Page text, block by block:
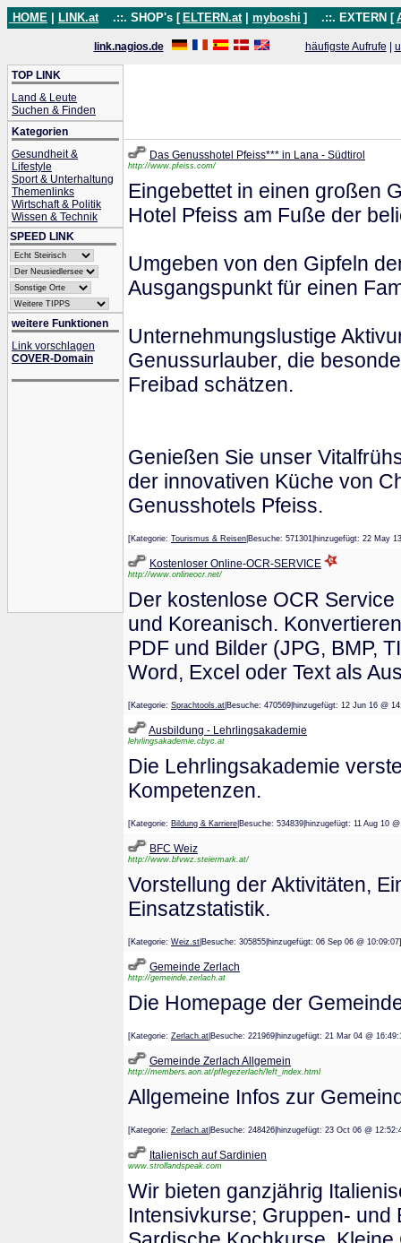
HOME LINK.at .::. SHOP's [ ELTERN.at myboshi ] .::. EXTERN [
link.nagios.de häufigste Aufrufe
TOP LINK
Land & Leute
Suchen & Finden
Kategorien
Gesundheit &
Lifestyle
Sport & Unterhaltung
Themenlinks
Wirtschaft & Politik
Wissen & Technik
SPEED LINK
weitere Funktionen
Link vorschlagen
COVER-Domain
Das Genusshotel Pfeiss*** in Lana - Südtirol
http://www.pfeiss.com/
Eingebettet in einen großen
Hotel Pfeiss am Fuße der
Umgeben von den Gipfeln
Ausgangspunkt für einen
Unternehmungslustige
Genussurlauber, die
Freibad schätzen.
Genießen Sie unser
der innovativen Küche von
Genusshotels Pfeiss.
[Kategorie: Tourismus & Reisen |Besuche: 571301|hinzugefügt: 22
Kostenloser Online-OCR-SERVICE
http://www.onlineocr.net/
Der kostenlose OCR
und Koreanisch.
PDF und Bilder (JPG, BMP,
Word, Excel oder Text als
[Kategorie: Sprachtools.at |Besuche: 470569|hinzugefügt: 12 Jun
Ausbildung - Lehrlingsakademie
lehrlingsakademie.cbyc.at
Die Lehrlingsakademie
Kompetenzen.
[Kategorie: Bildung & Karriere |Besuche: 534839|hinzugefügt: 11
BFC Weiz
http://www.bfvwz.steiermark.at/
Vorstellung der Aktivitäten,
Einsatzstatistik.
[Kategorie: Weiz.st |Besuche: 305855|hinzugefügt: 06 Sep 06 @
Gemeinde Zerlach
http://gemeinde.zerlach.at
Die Homepage der
[Kategorie: Zerlach.at |Besuche: 221969|hinzugefügt: 21 Mar 04 @
Gemeinde Zerlach Allgemein
http://members.aon.at/pflegezerlach/left_index.html
Allgemeine Infos zur
[Kategorie: Zerlach.at |Besuche: 248426|hinzugefügt: 23 Oct 06 @
Italienisch auf Sardinien
www.strollandspeak.com
Wir bieten ganzjährig
Intensivkurse; Gruppen-